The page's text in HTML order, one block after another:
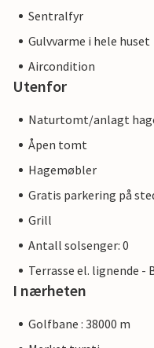
Sentralfyr
Gulvvarme i hele huset
Aircondition
Utenfor
Naturtomt/anlagt
Åpen tomt
Hagemøbler
Gratis parkering på
Grill
Antall solsenger: 0
Terrasse el. lignende -
I nærheten
Golfbane : 38000 m